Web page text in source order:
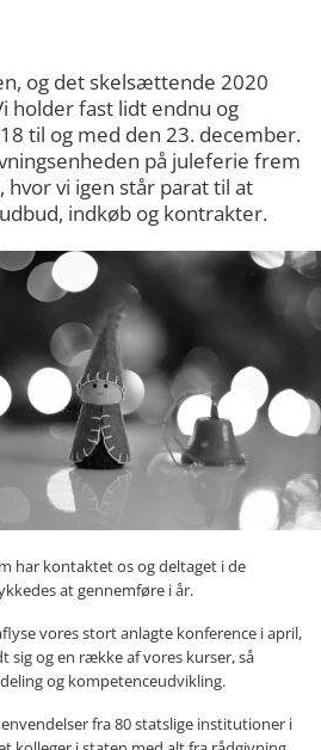
og det skelsættende 2020
holder fast lidt endnu og
til og med den 23. december.
på juleferie frem
hvor vi igen står parat til at
indkøb og kontrakter.
har kontaktet os og deltaget i de
at gennemføre i år.
vores stort anlagte konference i april,
sig og en række af vores kurser, så
og kompetenceudvikling.
fra 80 statslige institutioner i